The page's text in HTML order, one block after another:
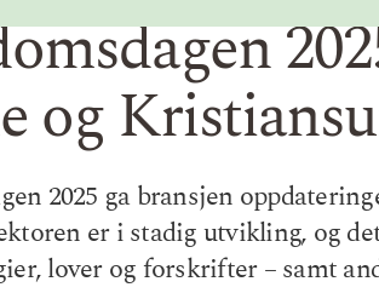
og
2025 ga bransjen
er i stadig utvikling, og
lover og forskrifter – samt